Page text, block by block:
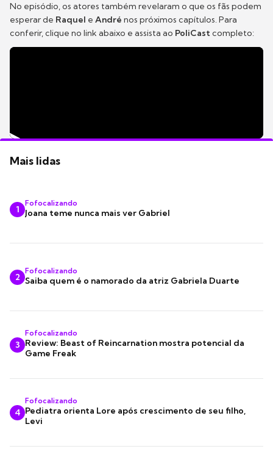
No episódio, os atores também revelaram o que os fãs podem
esperar de Raquel e André nos próximos capítulos. Para
conferir, clique no link abaixo e assista ao PoliCastcompleto:
Mais lidas
1
Fofocalizando
Joana teme nunca mais ver Gabriel
2
Fofocalizando
Saiba quem é o namorado da atriz Gabriela Duarte
3
Fofocalizando
Review: Beast of Reincarnation mostra potencial da
Game Freak
4
Fofocalizando
Pediatra orienta Lore após crescimento de seu filho,
Levi